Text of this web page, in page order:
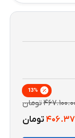
13%
تومان
تومان